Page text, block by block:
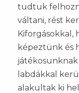
tudtuk
váltani, rést
képeztünk és
labdákkal
alakultak ki